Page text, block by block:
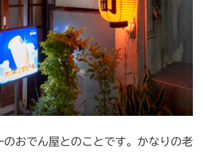
のおでん屋とのことです。かなりの老